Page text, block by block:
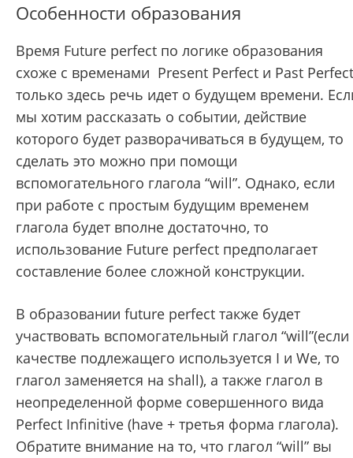
Особенности образования
Время Future perfect по логике образования
схоже с временами Present Perfect и Past Perfect
только здесь речь идет о будущем времени.
мы хотим рассказать о событии, действие
которого будет разворачиваться в будущем, то
сделать это можно при помощи
вспомогательного глагола “will”. Однако, если
при работе с простым будущим временем
глагола будет вполне достаточно, то
использование Future perfect предполагает
составление более сложной конструкции.
В образовании future perfect также будет
участвовать вспомогательный глагол “will”(если
качестве подлежащего используется I и We, то
глагол заменяется на shall), а также глагол в
неопределенной форме совершенного вида
Perfect Infinitive (have + третья форма глагола).
Обратите внимание на то, что глагол “will” вы